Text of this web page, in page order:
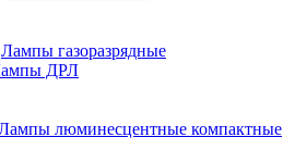
Лампы газоразрядные
ДРЛ
люминесцентные компактные